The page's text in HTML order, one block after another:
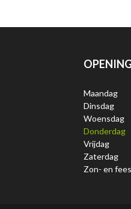
Maandag
Dinsdag
Woensdag
Donderdag
Vrijdag
Zaterdag
Zon- en